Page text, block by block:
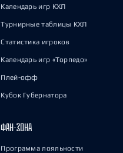
Календарь игр КХЛ
Турнирные таблицы КХЛ
Статистика игроков
Календарь игр «Торпедо»
Плей-офф
Кубок Губернатора
ФАН-ЗОНА
Программа лояльности